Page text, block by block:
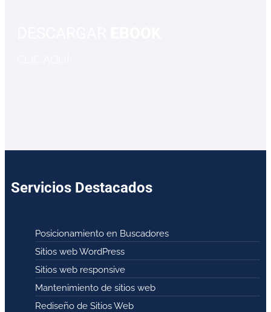
Servicios Destacados
Posicionamiento en Buscadores
Sitios web WordPress
Sitios web responsive
Mantenimiento de sitios web
Rediseño de Sitios Web